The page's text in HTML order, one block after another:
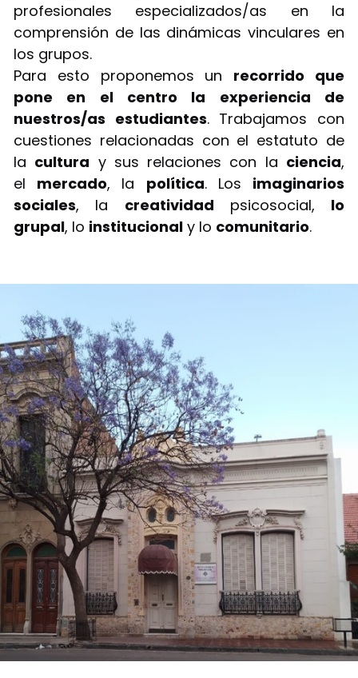
profesionales especializados/as en la
comprensión de las dinámicas vinculares en
los grupos.
Para esto proponemos un recorrido que
pone en el centro la experiencia de
nuestros/as estudiantes. Trabajamos con
cuestiones relacionadas con el estatuto de
la cultura y sus relaciones con la ciencia,
el mercado, la política. Los imaginarios
sociales, la creatividad psicosocial, lo
grupal, lo institucional y lo comunitario.